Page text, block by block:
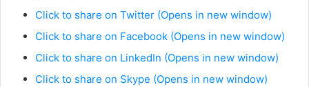
Click to share on Twitter (Opens in new window)
Click to share on Facebook (Opens in new window)
Click to share on LinkedIn (Opens in new window)
Click to share on Skype (Opens in new window)